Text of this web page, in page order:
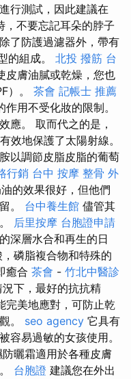
行測試，因此建議在
不要忘記耳朵的脖子
除了防護過濾器外，帶有
的組成。 北投 撥筋 台
皮膚油膩或乾燥，您也
）。 茶會 記帳士 推薦
用不受化妝的限制。
應。 取而代之的是，
效地保護了太陽射線。
以調節皮脂皮脂的葡萄
行銷 台中 按摩 整骨 外
的效果很好，但他們
。 台中養生館 儘管其
后里按摩 台胞證申請
深層水合和再生的日
磷脂複合物和特殊的
癒合 茶會 - 竹北中醫診
下，最好的抗抗精
完美地應對，可防止乾
。 seo agency 它具有
容易過敏的女孩使用。
曬霜適用於各種皮膚
台胞證 建議您在外出